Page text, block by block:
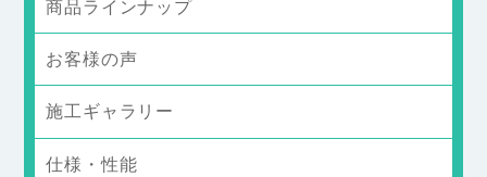
商品ラインナップ
お客様の声
施工ギャラリー
仕様・性能